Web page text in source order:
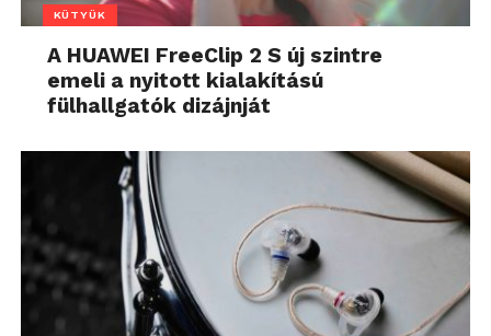
KÜTYÜK
A HUAWEI FreeClip 2 S új szintre
emeli a nyitott kialakítású
fülhallgatók dizájnját